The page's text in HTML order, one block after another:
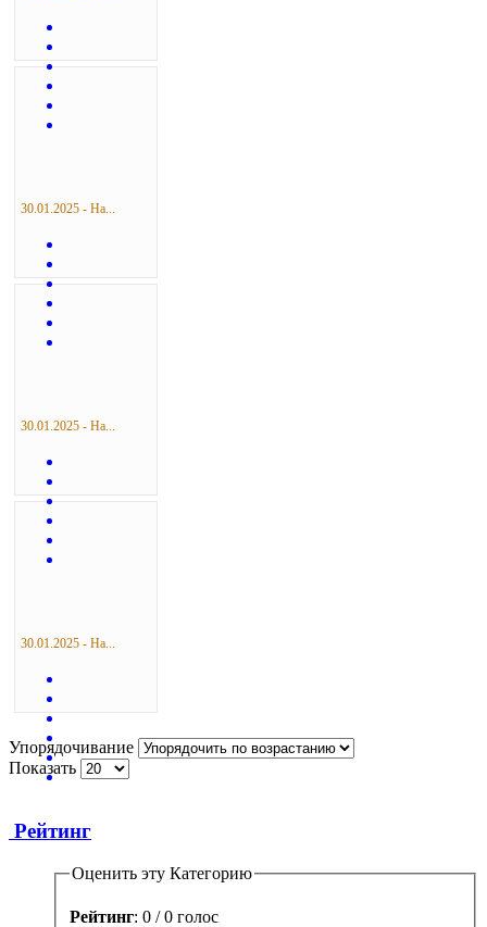
30.01.2025 - На...
30.01.2025 - На...
30.01.2025 - На...
Упорядочивание
Показать
Рейтинг
Оценить эту Категорию
Рейтинг: 0 / 0 голос